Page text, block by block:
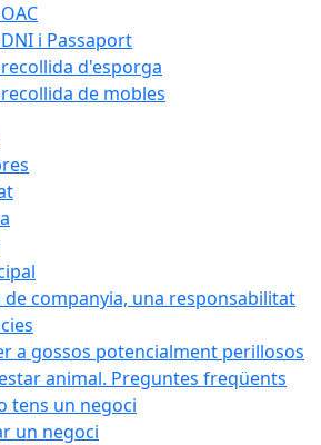
i Passaport
d'esporga
de mobles
de companyia, una responsabilitat
a gossos potencialment perillosos
animal. Preguntes freqüents
tens un negoci
un negoci